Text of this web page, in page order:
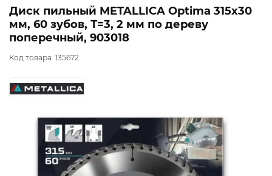
Диск пильный METALLICA Optima 315x30
мм, 60 зубов, Т=3, 2 мм по дереву
поперечный, 903018
Код товара: 135672